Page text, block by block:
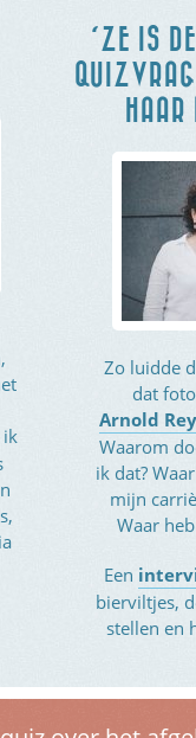
ik
‘ZE IS
Zo luidde
dat
Arnold
Waarom
ik dat?
mijn
Waar
Een
bierviltjes,
stellen en